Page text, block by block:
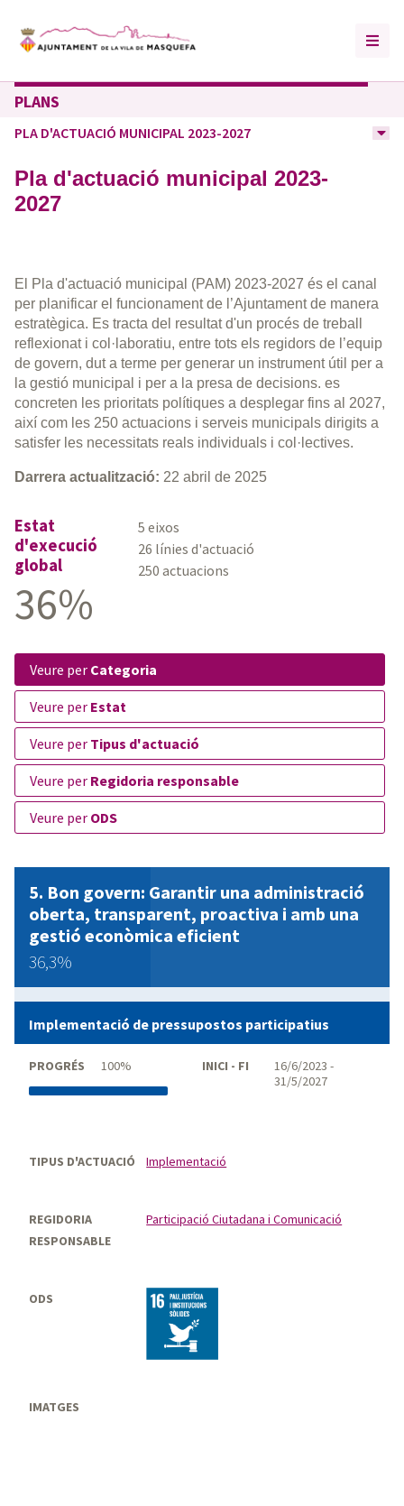
PLANS
PLA D'ACTUACIÓ MUNICIPAL 2023-2027
Pla d'actuació municipal 2023-
2027
El Pla d'actuació municipal (PAM) 2023-2027 és el canal
per planificar el funcionament de l’Ajuntament de manera
estratègica. Es tracta del resultat d'un procés de treball
reflexionat i col·laboratiu, entre tots els regidors de l’equip
de govern, dut a terme per generar un instrument útil per a
la gestió municipal i per a la presa de decisions. es
concreten les prioritats polítiques a desplegar fins al 2027,
així com les 250 actuacions i serveis municipals dirigits a
satisfer les necessitats reals individuals i col·lectives.
Darrera actualització: 22 abril de 2025
Estat
d'execució
global
36%
5 eixos
26 línies d'actuació
250 actuacions
veure per Categoria
veure per Estat
veure per Tipus d'actuació
veure per Regidoria responsable
veure per ODS
Bon govern: Garantir una administració
oberta, transparent, proactiva i amb una
gestió econòmica eficient
36,3%
Implementació de pressupostos participatius
PROGRÉS 100% INICI - FI
16/6/2023 -
31/5/2027
TIPUS D'ACTUACIÓ Implementació
REGIDORIA
RESPONSABLE
Participació Ciutadana i Comunicació
ODS
IMATGES